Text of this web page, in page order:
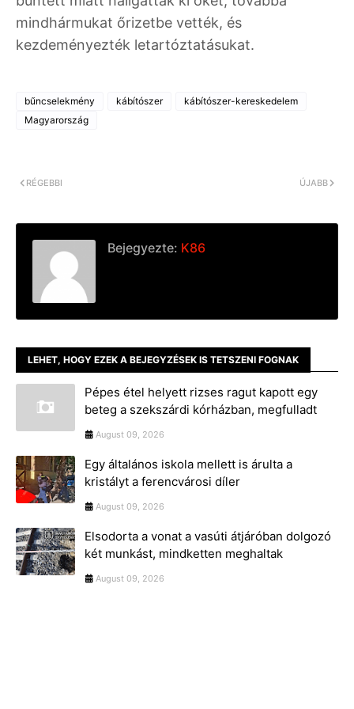
mindhármukat őrizetbe vették, és
kezdeményezték letartóztatásukat.
bűncselekmény kábítószer
kábítószer-kereskedelem
Magyarország
ÚJABB
RÉGEBBI
Bejegyezte: K86
LEHET, HOGY EZEK A BEJEGYZÉSEK IS TETSZENI FOGNAK
Pépes étel helyett rizses ragut kapott egy
beteg a szekszárdi kórházban, megfulladt
August 09, 2026
Egy általános iskola mellett is árulta a
kristályt a ferencvárosi díler
August 09, 2026
Elsodorta a vonat a vasúti átjáróban dolgozó
két munkást, mindketten meghaltak
August 09, 2026